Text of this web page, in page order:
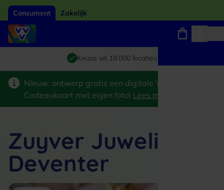
Consument Zakelijk
Giftcard van het jaar 2026
Keuze uit 18.000 locaties
Winkels, webshops en uitjes
Nieuw: ontwerp gratis een digitale VVV
Cadeaukaart met eigen foto! Lees meer
Zuyver Juweliers
Deventer